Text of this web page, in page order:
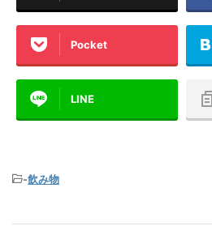
Pocket
LINE
-飲み物